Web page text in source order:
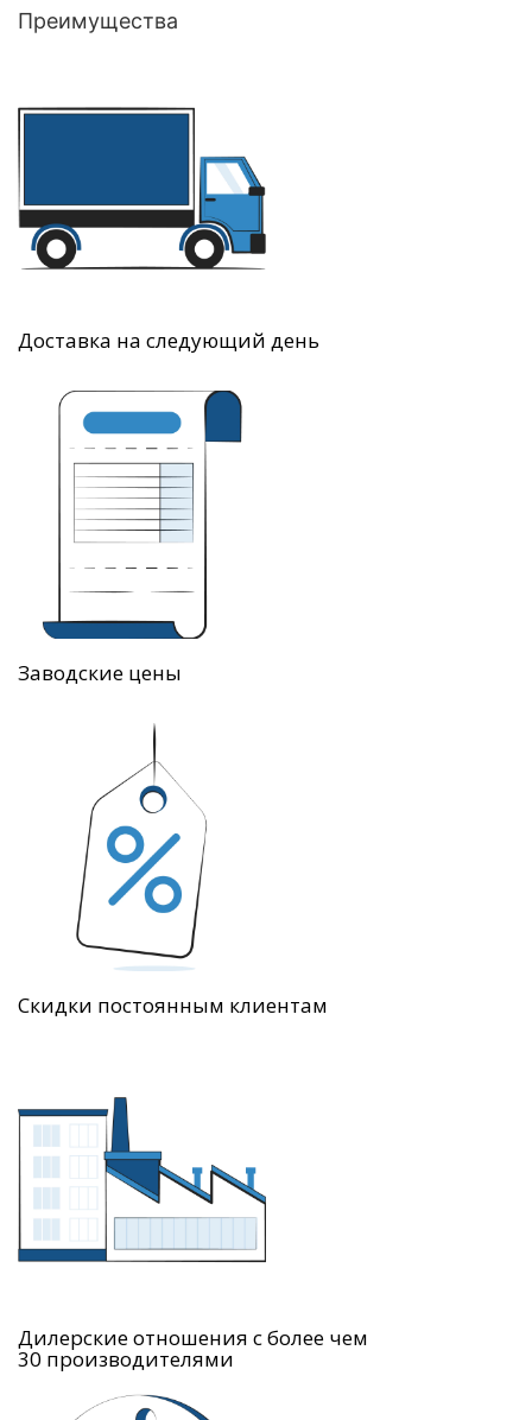
Преимущества
Доставка на следующий день
Заводские цены
Скидки постоянным клиентам
Дилерские отношения с более чем
30 производителями